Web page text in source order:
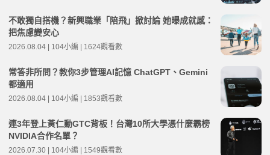
不敢獨自搭機？新興職業「陪飛」掀討論 她曝成就感：
把焦慮變安心
2026.08.04 | 104小編 | 1624觀看數
常答非所問？教你3步管理AI記憶 ChatGPT、Gemini
都適用
2026.08.04 | 104小編 | 1853觀看數
連3年登上黃仁勳GTC背板！台灣10所大學憑什麼霸榜
NVIDIA合作名單？
2026.07.30 | 104小編 | 1549觀看數